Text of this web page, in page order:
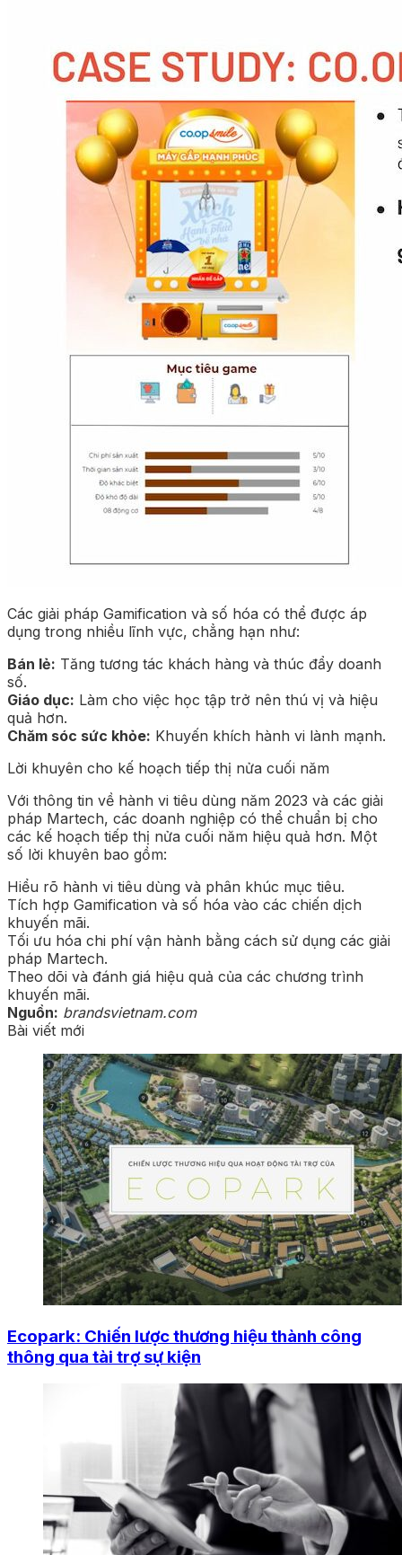
Các giải pháp Gamification và số hóa có thể được áp
dụng trong nhiều lĩnh vực, chẳng hạn như:
Bán lẻ: Tăng tương tác khách hàng và thúc đẩy doanh
số.
Giáo dục: Làm cho việc học tập trở nên thú vị và hiệu
quả hơn.
Chăm sóc sức khỏe: Khuyến khích hành vi lành mạnh.
Lời khuyên cho kế hoạch tiếp thị nửa cuối năm
Với thông tin về hành vi tiêu dùng năm 2023 và các giải
pháp Martech, các doanh nghiệp có thể chuẩn bị cho
các kế hoạch tiếp thị nửa cuối năm hiệu quả hơn. Một
số lời khuyên bao gồm:
Hiểu rõ hành vi tiêu dùng và phân khúc mục tiêu.
Tích hợp Gamification và số hóa vào các chiến dịch
khuyến mãi.
Tối ưu hóa chi phí vận hành bằng cách sử dụng các giải
pháp Martech.
Theo dõi và đánh giá hiệu quả của các chương trình
khuyến mãi.
Nguồn: brandsvietnam.com
Bài viết mới
Ecopark: Chiến lược thương hiệu thành công
thông qua tài trợ sự kiện